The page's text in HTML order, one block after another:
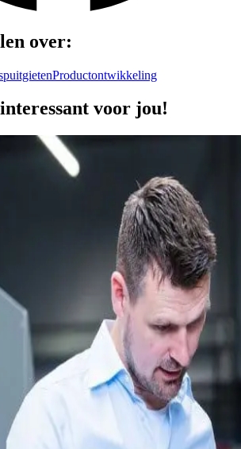
over:
Productontwikkeling
voor jou!